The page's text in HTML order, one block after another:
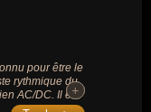
pour être le
rythmique du
AC/DC. Il est
+
+